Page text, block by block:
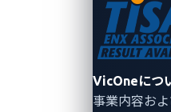
VicOneにつ
事業内容お
産業・医療分野:
追跡するリアルタイ
医療画像診断・モニ
活用されています。